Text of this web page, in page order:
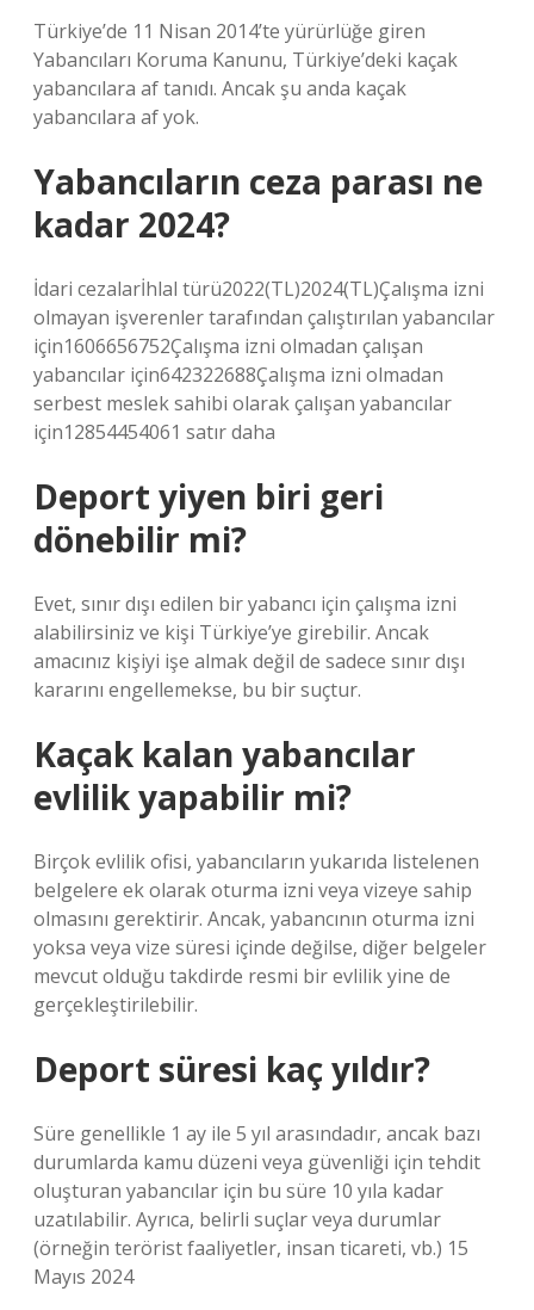
Türkiye’de 11 Nisan 2014’te yürürlüğe giren
Yabancıları Koruma Kanunu, Türkiye’deki kaçak
yabancılara af tanıdı. Ancak şu anda kaçak
yabancılara af yok.
Yabancıların ceza parası ne
kadar 2024?
İdari cezalarİhlal türü2022(TL)2024(TL)Çalışma izni
olmayan işverenler tarafından çalıştırılan yabancılar
için1606656752Çalışma izni olmadan çalışan
yabancılar için642322688Çalışma izni olmadan
serbest meslek sahibi olarak çalışan yabancılar
için12854454061 satır daha
Deport yiyen biri geri
dönebilir mi?
Evet, sınır dışı edilen bir yabancı için çalışma izni
alabilirsiniz ve kişi Türkiye’ye girebilir. Ancak
amacınız kişiyi işe almak değil de sadece sınır dışı
kararını engellemekse, bu bir suçtur.
Kaçak kalan yabancılar
evlilik yapabilir mi?
Birçok evlilik ofisi, yabancıların yukarıda listelenen
belgelere ek olarak oturma izni veya vizeye sahip
olmasını gerektirir. Ancak, yabancının oturma izni
yoksa veya vize süresi içinde değilse, diğer belgeler
mevcut olduğu takdirde resmi bir evlilik yine de
gerçekleştirilebilir.
Deport süresi kaç yıldır?
Süre genellikle 1 ay ile 5 yıl arasındadır, ancak bazı
durumlarda kamu düzeni veya güvenliği için tehdit
oluşturan yabancılar için bu süre 10 yıla kadar
uzatılabilir. Ayrıca, belirli suçlar veya durumlar
(örneğin terörist faaliyetler, insan ticareti, vb.) 15
Mayıs 2024